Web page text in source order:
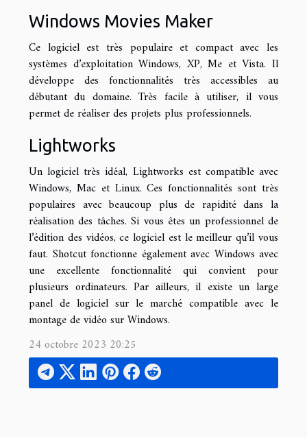
Windows Movies Maker
Ce logiciel est très populaire et compact avec les
systèmes d’exploitation Windows, XP, Me et Vista. Il
développe des fonctionnalités très accessibles au
débutant du domaine. Très facile à utiliser, il vous
permet de réaliser des projets plus professionnels.
Lightworks
Un logiciel très idéal, Lightworks est compatible avec
Windows, Mac et Linux. Ces fonctionnalités sont très
populaires avec beaucoup plus de rapidité dans la
réalisation des tâches. Si vous êtes un professionnel de
l’édition des vidéos, ce logiciel est le meilleur qu’il vous
faut. Shotcut fonctionne également avec Windows avec
une excellente fonctionnalité qui convient pour
plusieurs ordinateurs. Par ailleurs, il existe un large
panel de logiciel sur le marché compatible avec le
montage de vidéo sur Windows.
24 octobre 2023 20:25